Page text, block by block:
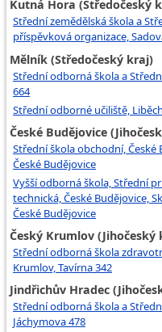
Kutná Hora (Středočeský
Střední zemědělská škola a
příspěvková organizace,
Mělník (Středočeský kraj)
Střední odborná škola a
664
Střední odborné učiliště,
České Budějovice
Střední škola obchodní, České
České Budějovice
Vyšší odborná škola, Střední
technická, České Budějovice,
České Budějovice
Český Krumlov (Jihočeský
Střední odborná škola
Krumlov, Tavírna 342
Jindřichův Hradec
Střední odborná škola a
Jáchymova 478